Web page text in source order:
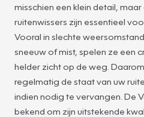
misschien een klein detail,
ruitenwissers zijn essentieel
Vooral in slechte
sneeuw of mist, spelen ze een
helder zicht op de weg.
regelmatig de staat van uw
indien nodig te vervangen. De
bekend om zijn uitstekende